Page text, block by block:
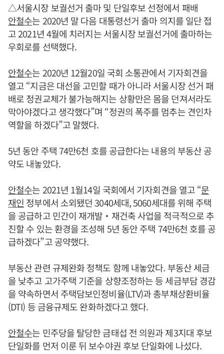
△서울시장 보궐선거 출마 및 단일후보 선정에서 패배
안철수는 2020년 말 다음 대통령선거 출마 의지를 일단 접
고 2021년 4월에 치러지는 서울시장 보궐선거에 출마하는
우회로를 선택했다.
안철수는 2020년 12월20일 국회 소통관에서 기자회견을
열고 “지금은 대선을 고민할 때가 아니라 서울시장 선거 패
배로 정권교체가 불가능해지는 상황만은 몸을 던져서라도
막아야겠다고 생각했다”며 “정권의 폭주를 멈추는 견인차
역할을 하겠다”고 말했다.
5년 동안 주택 74만6천 호를 공급한다는 내용의 부동산 공
약도 내놓았다.
안철수는 2021년 1월14일 국회에서 기자회견을 열고 “문
재인 정부에서 소외됐던 3040세대, 5060세대를 위해 주택
을 공급하고 민간이 재개발‧재건축 사업을 적극적으로 추
진할 수 있는 환경을 조성해 5년 동안 주택 74만6천 호를 공
급하겠다”고 공약했다.
부동산 관련 규제완화 정책도 함께 내놓았다. 부동산 세금
을 낮추고 고가주택 기준을 상향조정하는 등 세금부담 경감
을 약속하면서 주택담보인정비율(LTV)과 총부채상환비율
(DTI) 등 금융규제도 완화하겠다고 했다.
안철수는 민주당을 탈당한 금태섭 전 의원과 제3지대 후보
단일화를 먼저 이룬 뒤 보수야권 후보 단일화에 나섰다.